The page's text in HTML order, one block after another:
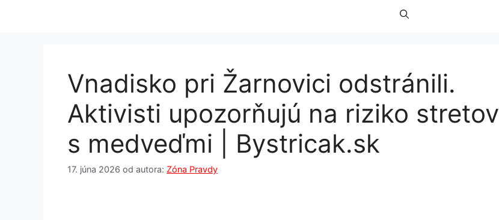
Vnadisko pri Žarnovici odstránili.
Aktivisti upozorňujú na riziko stretov
s medveďmi | Bystricak.sk
17. júna 2026 od autora: Zóna Pravdy